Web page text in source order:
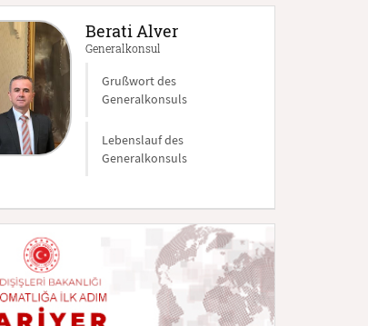
Berati Alver
Generalkonsul
Grußwort des
Generalkonsuls
Lebenslauf des
Generalkonsuls